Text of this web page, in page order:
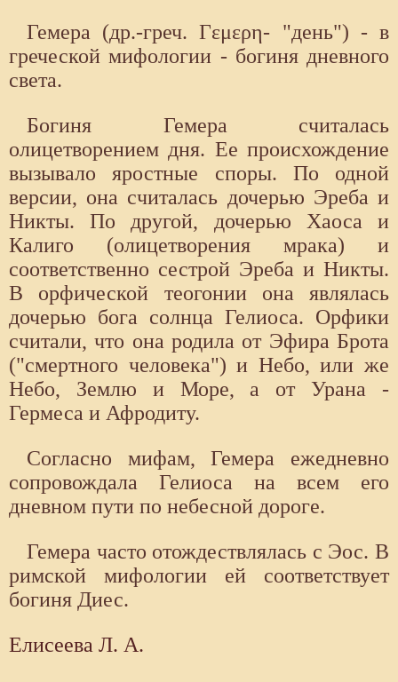
Гемера (др.-греч. Γεμερη- "день") - в
греческой мифологии - богиня дневного
света.
Богиня Гемера считалась
олицетворением дня. Ее происхождение
вызывало яростные споры. По одной
версии, она считалась дочерью Эреба и
Никты. По другой, дочерью Хаоса и
Калиго (олицетворения мрака) и
соответственно сестрой Эреба и Никты.
В орфической теогонии она являлась
дочерью бога солнца Гелиоса. Орфики
считали, что она родила от Эфира Брота
("смертного человека") и Небо, или же
Небо, Землю и Море, а от Урана -
Гермеса и Афродиту.
Согласно мифам, Гемера ежедневно
сопровождала Гелиоса на всем его
дневном пути по небесной дороге.
Гемера часто отождествлялась с Эос. В
римской мифологии ей соответствует
богиня Диес.
Елисеева Л. А.